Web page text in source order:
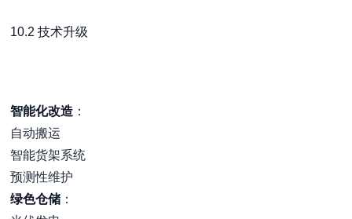
10.2 技术升级
智能化改造 ：
自动搬运
智能货架系统
预测性维护
绿色仓储 ：